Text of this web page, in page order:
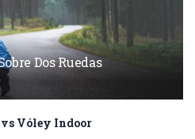
Dos Ruedas
Vóley Indoor